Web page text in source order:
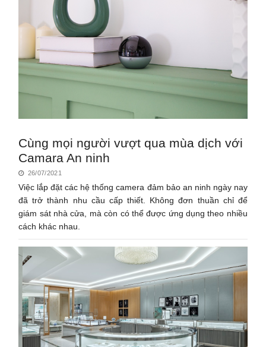
Cùng mọi người vượt qua mùa dịch với
Camara An ninh
26/07/2021
Việc lắp đặt các hệ thống camera đảm bảo an ninh ngày nay
đã trở thành nhu cầu cấp thiết. Không đơn thuần chỉ để
giám sát nhà cửa, mà còn có thể được ứng dụng theo nhiều
cách khác nhau.